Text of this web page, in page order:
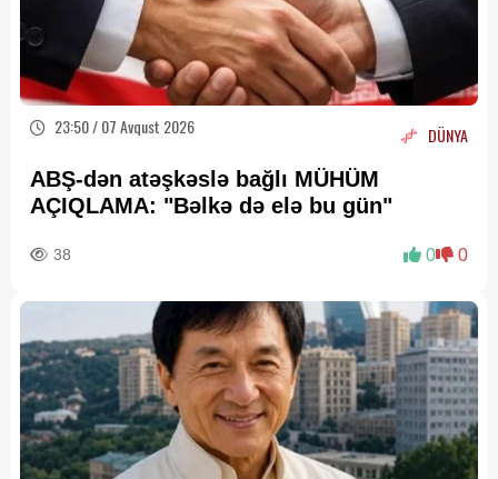
23:50 / 07 Avqust 2026 DÜNYA
ABŞ-dən atəşkəslə bağlı MÜHÜM
AÇIQLAMA: "Bəlkə də elə bu gün"
38 0 0